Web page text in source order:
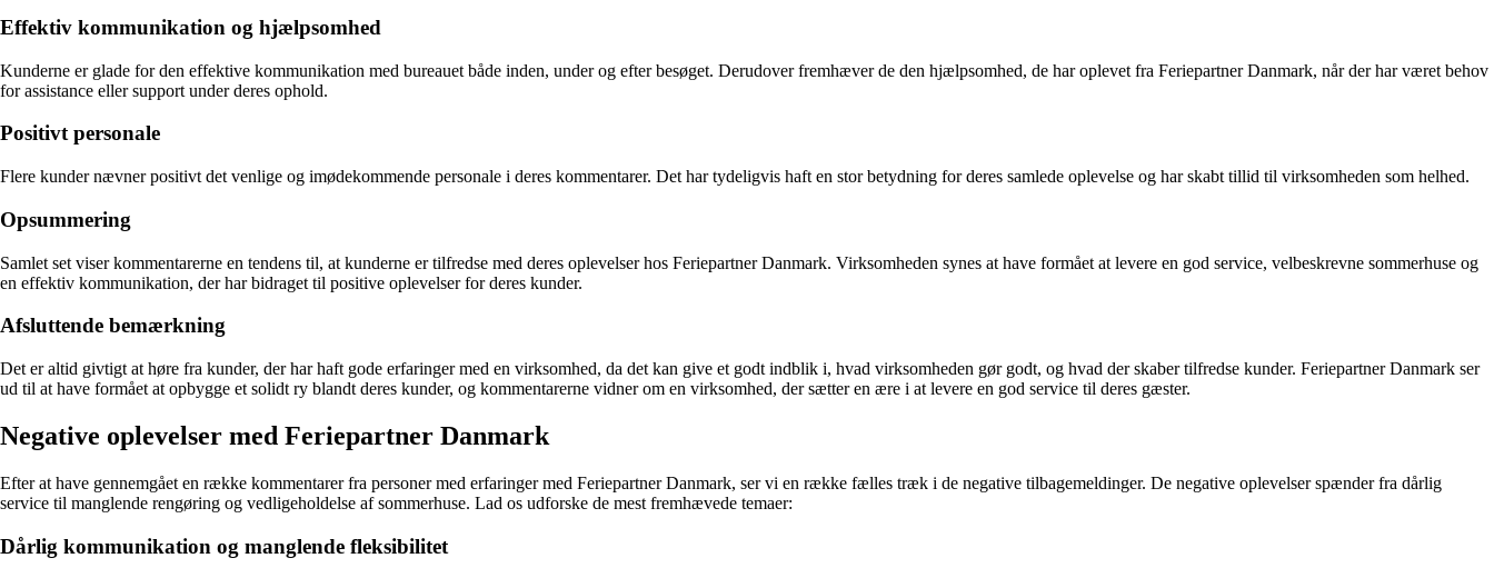
Effektiv kommunikation og hjælpsomhed
Kunderne er glade for den effektive kommunikation med bureauet både inden, under og efter besøget. Derudover fremhæver de den hjælpsomhed, de har oplevet fra Feriepartner Danmark, når der har været behov
for assistance eller support under deres ophold.
Positivt personale
Flere kunder nævner positivt det venlige og imødekommende personale i deres kommentarer. Det har tydeligvis haft en stor betydning for deres samlede oplevelse og har skabt tillid til virksomheden som helhed.
Opsummering
Samlet set viser kommentarerne en tendens til, at kunderne er tilfredse med deres oplevelser hos Feriepartner Danmark. Virksomheden synes at have formået at levere en god service, velbeskrevne sommerhuse og
en effektiv kommunikation, der har bidraget til positive oplevelser for deres kunder.
Afsluttende bemærkning
Det er altid givtigt at høre fra kunder, der har haft gode erfaringer med en virksomhed, da det kan give et godt indblik i, hvad virksomheden gør godt, og hvad der skaber tilfredse kunder. Feriepartner Danmark ser
ud til at have formået at opbygge et solidt ry blandt deres kunder, og kommentarerne vidner om en virksomhed, der sætter en ære i at levere en god service til deres gæster.
Negative oplevelser med Feriepartner Danmark
Efter at have gennemgået en række kommentarer fra personer med erfaringer med Feriepartner Danmark, ser vi en række fælles træk i de negative tilbagemeldinger. De negative oplevelser spænder fra dårlig
service til manglende rengøring og vedligeholdelse af sommerhuse. Lad os udforske de mest fremhævede temaer:
Dårlig kommunikation og manglende fleksibilitet